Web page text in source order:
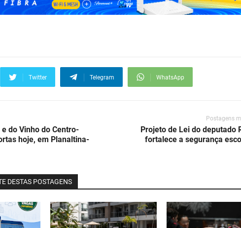
Twitter Telegram WhatsApp
do Vinho do Centro-
hoje, em Planaltina-
Postagens
Projeto de Lei do deputado
fortalece a segurança
DESTAS POSTAGENS